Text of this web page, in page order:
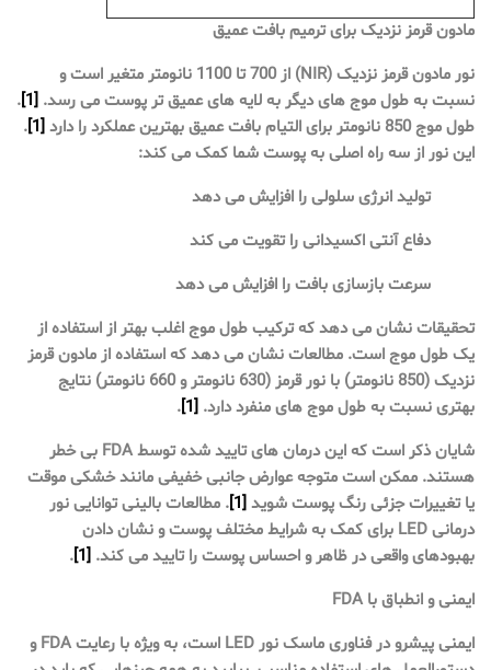
مادون قرمز نزدیک برای ترمیم بافت عمیق
نور مادون قرمز نزدیک (NIR) از 700 تا 1100 نانومتر متغیر است و
نسبت به طول موج های دیگر به لایه های عمیق تر پوست می رسد. [1]
.
طول موج 850 نانومتر برای التیام بافت عمیق بهترین عملکرد را دارد
[1]
.
این نور از سه راه اصلی به پوست شما کمک می کند:
تولید انرژی سلولی را افزایش می دهد
دفاع آنتی اکسیدانی را تقویت می کند
سرعت بازسازی بافت را افزایش می دهد
تحقیقات نشان می دهد که ترکیب طول موج اغلب بهتر از استفاده از
یک طول موج است. مطالعات نشان می دهد که استفاده از مادون قرمز
نزدیک (850 نانومتر) با نور قرمز (630 نانومتر و 660 نانومتر) نتایج
بهتری نسبت به طول موج های منفرد دارد. [1]
.
شایان ذکر است که این درمان های تایید شده توسط FDA بی خطر
هستند. ممکن است متوجه عوارض جانبی خفیفی مانند خشکی موقت
یا تغییرات جزئی رنگ پوست شوید[1] . مطالعات بالینی توانایی نور
درمانی LED برای کمک به شرایط مختلف پوست و نشان دادن
بهبودهای واقعی در ظاهر و احساس پوست را تایید می کند. [1]
.
ایمنی و انطباق با FDA
ایمنی پیشرو در فناوری ماسک نور LED است، به ویژه با رعایت FDA و